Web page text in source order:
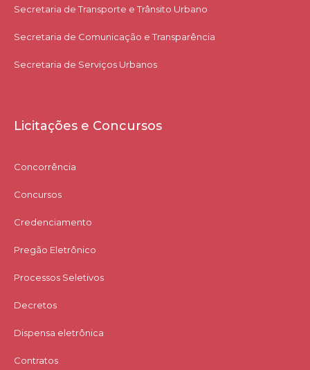
Secretaria de Transporte e Trânsito Urbano
Secretaria de Comunicação e Transparência
Secretaria de Serviços Urbanos
Licitações e Concursos
Concorrência
Concursos
Credenciamento
Pregão Eletrônico
Processos Seletivos
Decretos
Dispensa eletrônica
Contratos